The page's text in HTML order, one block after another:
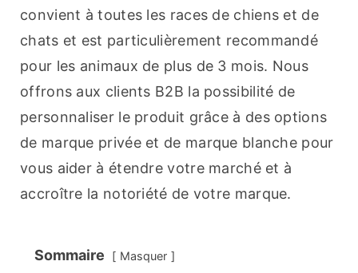
convient à toutes les races de chiens et de
chats et est particulièrement recommandé
pour les animaux de plus de 3 mois. Nous
offrons aux clients B2B la possibilité de
personnaliser le produit grâce à des options
de marque privée et de marque blanche pour
vous aider à étendre votre marché et à
accroître la notoriété de votre marque.
Sommaire Masquer